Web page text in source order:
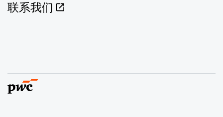
联系我们